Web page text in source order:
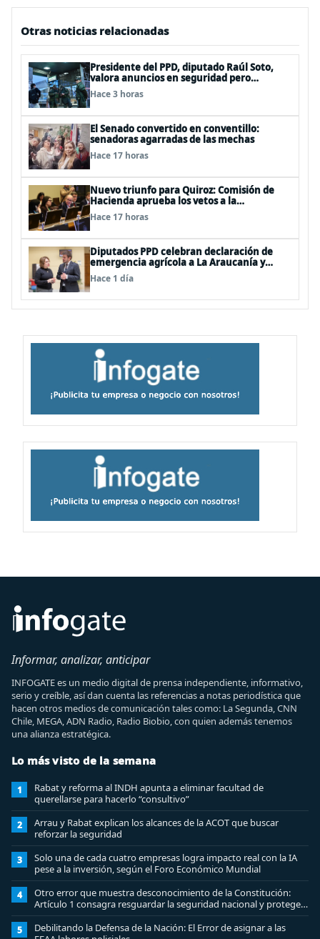
Otras noticias relacionadas
Presidente del PPD, diputado Raúl Soto,
valora anuncios en seguridad pero
advierte ausencia clave: alzamiento del
secreto bancario
Hace 3 horas
El Senado convertido en conventillo:
senadoras agarradas de las mechas
Hace 17 horas
Nuevo triunfo para Quiroz: Comisión de
Hacienda aprueba los vetos a la
Megarreforma
Hace 17 horas
Diputados PPD celebran declaración de
emergencia agrícola a La Araucanía y
piden agilizar ayudas económicas a
familias
Hace 1 día
Informar, analizar, anticipar
INFOGATE es un medio digital de prensa independiente, informativo,
serio y creíble, así dan cuenta las referencias a notas periodística que
hacen otros medios de comunicación tales como: La Segunda, CNN
Chile, MEGA, ADN Radio, Radio Biobio, con quien además tenemos
una alianza estratégica.
Lo más visto de la semana
1
Rabat y reforma al INDH apunta a eliminar facultad de
querellarse para hacerlo “consultivo”
2
Arrau y Rabat explican los alcances de la ACOT que buscar
reforzar la seguridad
3
Solo una de cada cuatro empresas logra impacto real con la IA
pese a la inversión, según el Foro Económico Mundial
4
Otro error que muestra desconocimiento de la Constitución:
Artículo 1 consagra resguardar la seguridad nacional y proteger
a los ciudadanos
5
Debilitando la Defensa de la Nación: El Error de asignar a las